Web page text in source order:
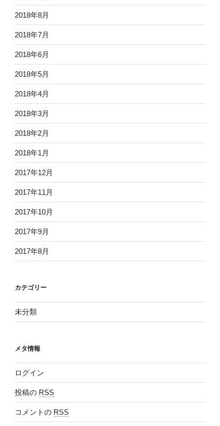
2018年8月
2018年7月
2018年6月
2018年5月
2018年4月
2018年3月
2018年2月
2018年1月
2017年12月
2017年11月
2017年10月
2017年9月
2017年8月
カテゴリー
未分類
メタ情報
ログイン
投稿の RSS
コメントの RSS